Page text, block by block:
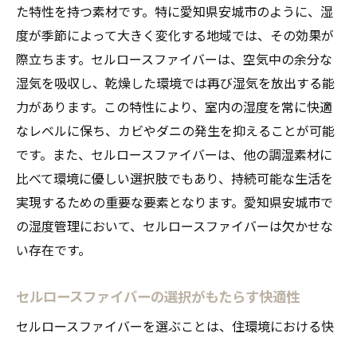
た特性を持つ素材です。特に愛知県安城市のように、湿
度が季節によって大きく変化する地域では、その効果が
際立ちます。セルロースファイバーは、空気中の余分な
湿気を吸収し、乾燥した環境では再び湿気を放出する能
力があります。この特性により、室内の湿度を常に快適
なレベルに保ち、カビやダニの発生を抑えることが可能
です。また、セルロースファイバーは、他の調湿素材に
比べて環境に優しい選択肢でもあり、持続可能な生活を
実現するための重要な要素となります。愛知県安城市で
の湿度管理において、セルロースファイバーは欠かせな
い存在です。
セルロースファイバーの選択がもたらす快適性
セルロースファイバーを選ぶことは、住環境における快